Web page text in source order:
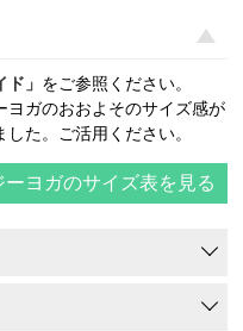
ド」 をご参照ください。
ガのおおよそのサイズ感が
した。ご活用ください。
ーヨガのサイズ表を見る